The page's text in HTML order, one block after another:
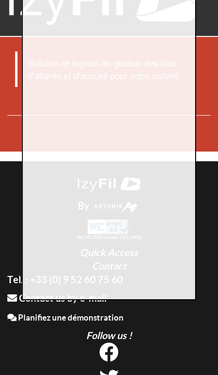
Solution et logiciel de gestion des files
d'attente et d'accueil pour votre activité
By
AKCMS 2026 version 2.8.0.23450
Quick Access
Contact
Tel. : +33 (0) 9 52 60 75 60
Contact us by e-mail
Planifiez une démonstration
Follow us !